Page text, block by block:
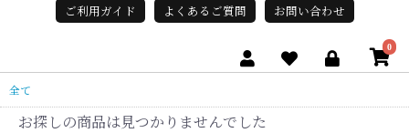
ご利用ガイド よくあるご質問 お問い合わせ
0
全て
お探しの商品は見つかりませんでした